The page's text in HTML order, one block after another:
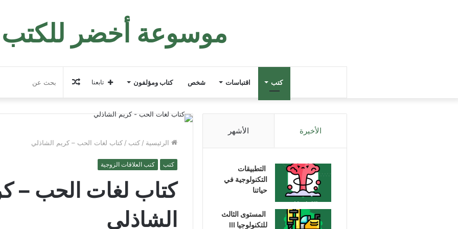
موسوعة أخضر للكتب
كتب اقتباسات شخص كتاب ومؤلفون مقال
عشوائي
تابعنا
الرئيسية / كتب / كتاب لغات الحب – كريم الشاذلي
كتب كتب العلاقات الزوجية
كتاب لغات الحب –
الشاذلي
الأخيرة الأشهر
التطبيقات
التكنولوجية في
حياتنا
المستوى الثالث
للتكنولوجيا III